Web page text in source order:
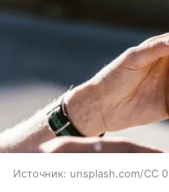
Источник: unsplash.com/CC 0